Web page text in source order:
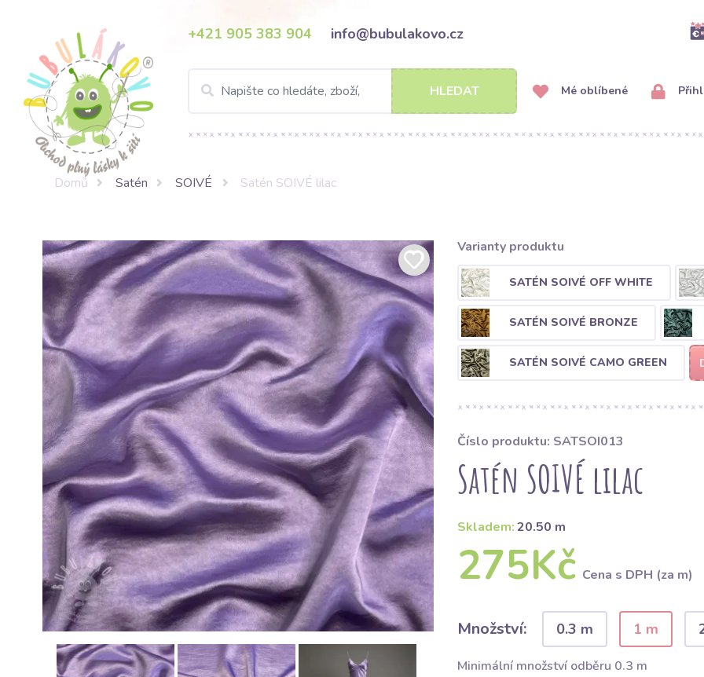
+421 905 383 904 info@bubulakovo.cz
HLEDAT Mé oblíbené
Domů Satén SOIVÉ Satén SOIVÉ lilac
Varianty produktu
SATÉN SOIVÉ OFF WHITE
SATÉN SOIVÉ BRONZE
SATÉN SOIVÉ CAMO GREEN
Číslo produktu: SATSOI013
Satén SOIVÉ lilac
Skladem:20.50 m
275Kč Cena s DPH (za m)
Množství: 0.3 m 1 m
Minimální množství odběru 0.3 m